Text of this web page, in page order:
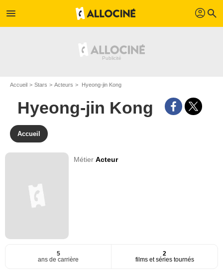
menu profil search
Accueil Stars Acteurs Hyeong-jin Kong
Hyeong-jin Kong
Accueil
MétierActeur
5
ans de carrière
2
films et séries tournés